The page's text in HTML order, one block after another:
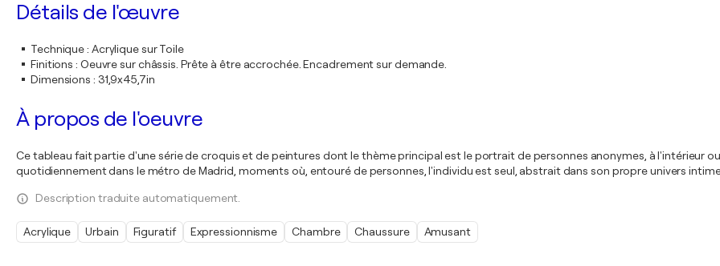
Détails de l'œuvre
Technique: Acrylique sur Toile
Finitions : Oeuvre sur châssis. Prête à être accrochée. Encadrement sur demande.
Dimensions : 31,9x45,7in
À propos de l'oeuvre
Ce tableau fait partie d'une série de croquis et de peintures dont le thème principal est le portrait de personnes anonymes, à l'intérieur
quotidiennement dans le métro de Madrid, moments où, entouré de personnes, l'individu est seul, abstrait dans son propre univers
Description traduite automatiquement.
Acrylique Urbain Figuratif Expressionnisme Chambre Chaussure Amusant